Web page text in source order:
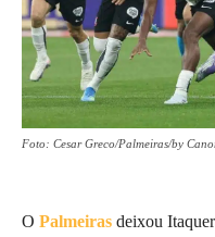
Foto: Cesar Greco/Palmeiras/by
O Palmeiras deixou